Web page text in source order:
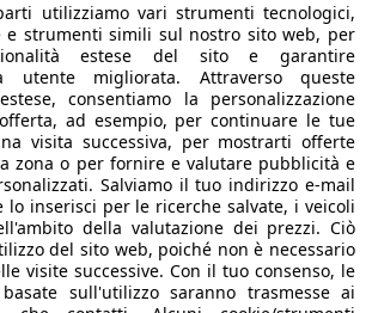
alcuna responsabilità per la correttezza
Torna su
il mercato auto europeo.
di AutoScout24
utilizziamo vari strumenti tecnologici,
e strumenti simili sul nostro sito web, per
estese del sito e garantire
utente migliorata. Attraverso queste
consentiamo la personalizzazione
ad esempio, per continuare le tue
visita successiva, per mostrarti offerte
zona o per fornire e valutare pubblicità e
Salviamo il tuo indirizzo e-mail
lo inserisci per le ricerche salvate, i veicoli
della valutazione dei prezzi. Ciò
del sito web, poiché non è necessario
visite successive. Con il tuo consenso, le
sull'utilizzo saranno trasmesse ai